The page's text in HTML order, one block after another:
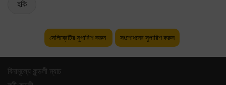
হকি
সেলিব্রেটির সুপারিশ করুন সংশোধনের সুপারিশ করুন
বিনামূল্যে কুন্ডলী ম্যাচ